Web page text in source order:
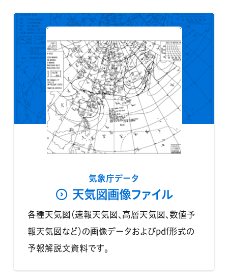
気象庁データ
天気図画像ファイル
各種天気図（速報天気図、高層天気図、数値予
報天気図など）の画像データおよびpdf形式の
予報解説文資料です。